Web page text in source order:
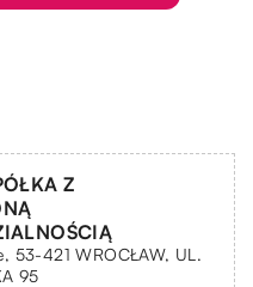
Z
53-421 WROCŁAW, UL.
95